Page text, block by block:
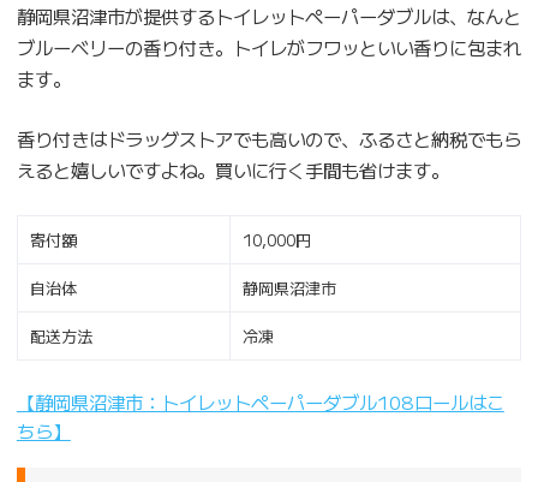
静岡県沼津市が提供するトイレットペーパーダブルは、なんと
ブルーベリーの香り付き。トイレがフワッといい香りに包まれ
ます。
香り付きはドラッグストアでも高いので、ふるさと納税でもら
えると嬉しいですよね。買いに行く手間も省けます。
寄付額 10,000円
自治体 静岡県沼津市
配送方法 冷凍
【静岡県沼津市：トイレットペーパーダブル108ロールはこ
ちら】